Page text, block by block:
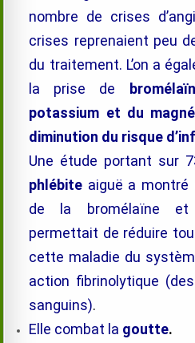
nombre de crises
crises reprenaient peu
du traitement. L’on a
la prise de
potassium et du
diminution du risque
Une étude portant sur
phlébite aiguë a montré
de la bromélaïne et
permettait de réduire
cette maladie du
action fibrinolytique
sanguins).
Elle combat la goutte.